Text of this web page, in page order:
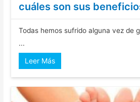
cuáles son sus
Todas hemos sufrido alguna vez de
...
Leer Más